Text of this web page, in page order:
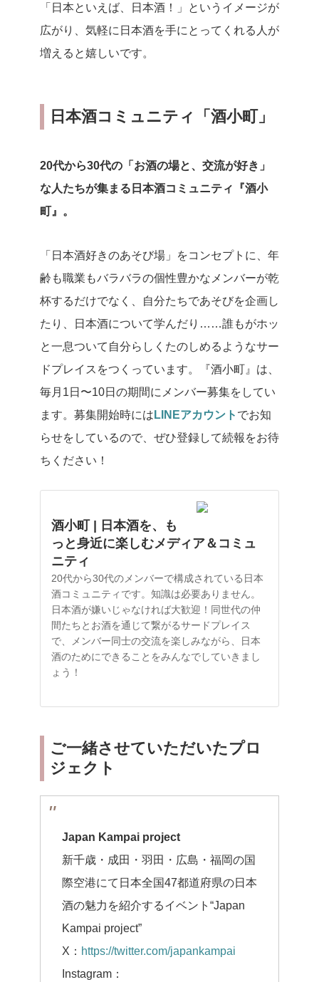
「日本といえば、日本酒！」というイメージが
広がり、気軽に日本酒を手にとってくれる人が
増えると嬉しいです。
日本酒コミュニティ「酒小町」
20代から30代の「お酒の場と、交流が好き」
な人たちが集まる日本酒コミュニティ『酒小
町』。
「日本酒好きのあそび場」をコンセプトに、年
齢も職業もバラバラの個性豊かなメンバーが乾
杯するだけでなく、自分たちであそびを企画し
たり、日本酒について学んだり……誰もがホッ
と一息ついて自分らしくたのしめるようなサー
ドプレイスをつくっています。『酒小町』は、
毎月1日〜10日の期間にメンバー募集をしてい
ます。募集開始時には LINEアカウント でお知
らせをしているので、ぜひ登録して続報をお待
ちください！
酒小町 | 日本酒を、も
っと身近に楽しむメディア＆コミュ
ニティ
20代から30代のメンバーで構成されている日本
酒コミュニティです。知識は必要ありません。
日本酒が嫌いじゃなければ大歓迎！同世代の仲
間たちとお酒を通じて繋がるサードプレイス
で、メンバー同士の交流を楽しみながら、日本
酒のためにできることをみんなでしていきまし
ょう！
ご一緒させていただいたプロ
ジェクト
Japan Kampai project
新千歳・成田・羽田・広島・福岡の国
際空港にて日本全国47都道府県の日本
酒の魅力を紹介するイベント“Japan
Kampai project”
X： https://twitter.com/japankampai
Instagram：